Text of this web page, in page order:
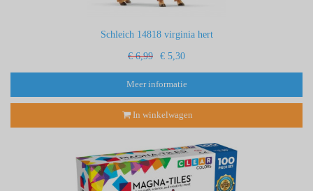
Schleich 14818 virginia hert
€ 6,99 € 5,30
Meer informatie
In winkelwagen